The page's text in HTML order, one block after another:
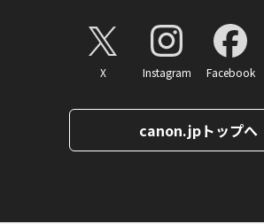
X Instagram Facebook
canon.jpトップへ